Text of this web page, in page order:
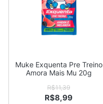
Muke Exquenta Pre Treino
Amora Mais Mu 20g
R$11,39
R$8,99